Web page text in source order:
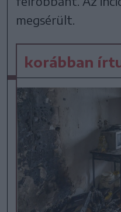
megsérült.
korábban